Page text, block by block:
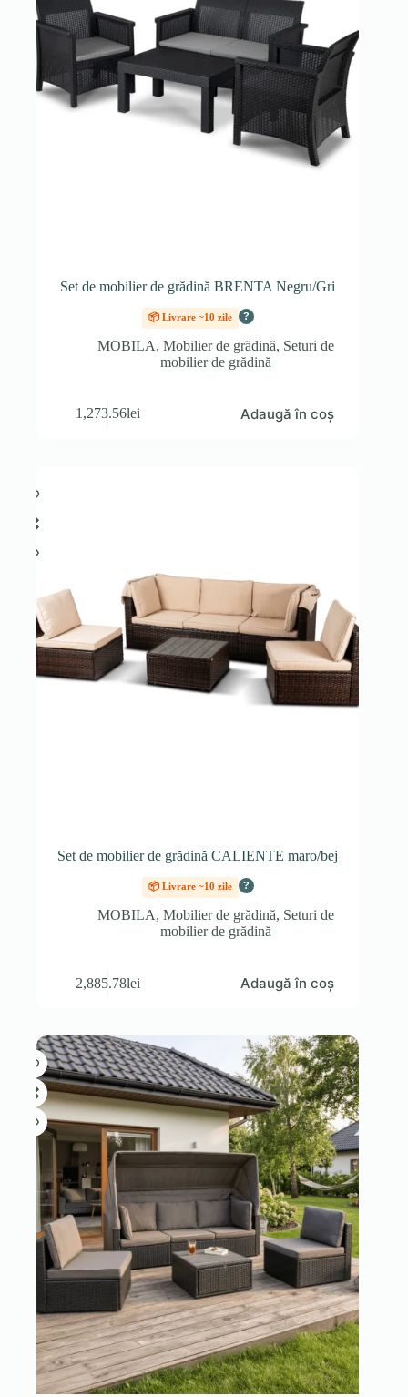
Set de mobilier de grădină BRENTA Negru/Gri
📦 Livrare ~10 zile ?
MOBILA,Mobilier de grădină, Seturi de
mobilier de grădină
1,273.56lei Adaugă în coș
Set de mobilier de grădină CALIENTE maro/bej
📦 Livrare ~10 zile ?
MOBILA,Mobilier de grădină, Seturi de
mobilier de grădină
2,885.78lei Adaugă în coș